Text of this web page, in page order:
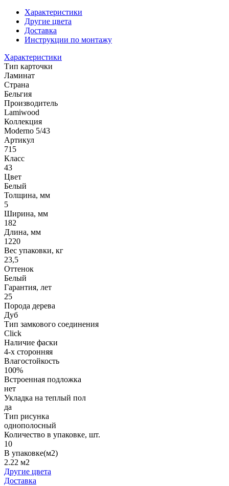
Характеристики
Другие цвета
Доставка
Инструкции по монтажу
Характеристики
Тип карточки
Ламинат
Страна
Бельгия
Производитель
Lamiwood
Коллекция
Moderno 5/43
Артикул
715
Класс
43
Цвет
Белый
Толщина, мм
5
Ширина, мм
182
Длина, мм
1220
Вес упаковки, кг
23,5
Оттенок
Белый
Гарантия, лет
25
Порода дерева
Дуб
Тип замкового соединения
Click
Наличие фаски
4-х сторонняя
Влагостойкость
100%
Встроенная подложка
нет
Укладка на теплый пол
да
Тип рисунка
однополосный
Количество в упаковке, шт.
10
В упаковке(м2)
2.22 м2
Другие цвета
Доставка